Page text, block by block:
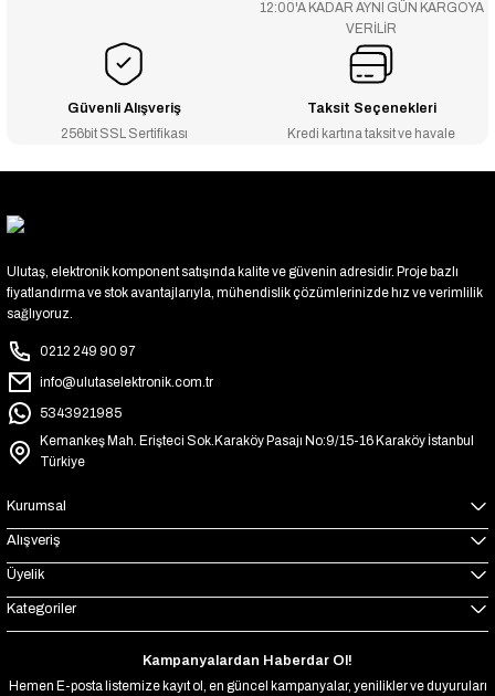
12:00'A KADAR AYNI GÜN KARGOYA
VERİLİR
Güvenli Alışveriş
256bit SSL Sertifikası
Taksit Seçenekleri
Kredi kartına taksit ve havale
Ulutaş, elektronik komponent satışında kalite ve güvenin adresidir. Proje bazlı
fiyatlandırma ve stok avantajlarıyla, mühendislik çözümlerinizde hız ve verimlilik
sağlıyoruz.
0212 249 90 97
info@ulutaselektronik.com.tr
5343921985
Kemankeş Mah. Erişteci Sok.Karaköy Pasajı No:9/15-16 Karaköy İstanbul
Türkiye
Kurumsal
Alışveriş
Üyelik
Kategoriler
Kampanyalardan Haberdar Ol!
Hemen E-posta listemize kayıt ol, en güncel kampanyalar, yenilikler ve duyuruları